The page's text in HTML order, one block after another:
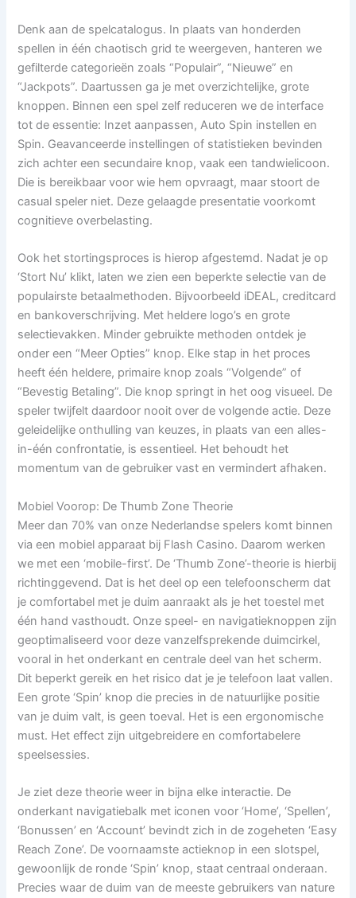
Denk aan de spelcatalogus. In plaats van honderden
spellen in één chaotisch grid te weergeven, hanteren we
gefilterde categorieën zoals “Populair”, “Nieuwe” en
“Jackpots”. Daartussen ga je met overzichtelijke, grote
knoppen. Binnen een spel zelf reduceren we de interface
tot de essentie: Inzet aanpassen, Auto Spin instellen en
Spin. Geavanceerde instellingen of statistieken bevinden
zich achter een secundaire knop, vaak een tandwielicoon.
Die is bereikbaar voor wie hem opvraagt, maar stoort de
casual speler niet. Deze gelaagde presentatie voorkomt
cognitieve overbelasting.
Ook het stortingsproces is hierop afgestemd. Nadat je op
‘Stort Nu’ klikt, laten we zien een beperkte selectie van de
populairste betaalmethoden. Bijvoorbeeld iDEAL, creditcard
en bankoverschrijving. Met heldere logo’s en grote
selectievakken. Minder gebruikte methoden ontdek je
onder een “Meer Opties” knop. Elke stap in het proces
heeft één heldere, primaire knop zoals “Volgende” of
“Bevestig Betaling”. Die knop springt in het oog visueel. De
speler twijfelt daardoor nooit over de volgende actie. Deze
geleidelijke onthulling van keuzes, in plaats van een alles-
in-één confrontatie, is essentieel. Het behoudt het
momentum van de gebruiker vast en vermindert afhaken.
Mobiel Voorop: De Thumb Zone Theorie
Meer dan 70% van onze Nederlandse spelers komt binnen
via een mobiel apparaat bij Flash Casino. Daarom werken
we met een ‘mobile-first’. De ‘Thumb Zone’-theorie is hierbij
richtinggevend. Dat is het deel op een telefoonscherm dat
je comfortabel met je duim aanraakt als je het toestel met
één hand vasthoudt. Onze speel- en navigatieknoppen zijn
geoptimaliseerd voor deze vanzelfsprekende duimcirkel,
vooral in het onderkant en centrale deel van het scherm.
Dit beperkt gereik en het risico dat je je telefoon laat vallen.
Een grote ‘Spin’ knop die precies in de natuurlijke positie
van je duim valt, is geen toeval. Het is een ergonomische
must. Het effect zijn uitgebreidere en comfortabelere
speelsessies.
Je ziet deze theorie weer in bijna elke interactie. De
onderkant navigatiebalk met iconen voor ‘Home’, ‘Spellen’,
‘Bonussen’ en ‘Account’ bevindt zich in de zogeheten ‘Easy
Reach Zone’. De voornaamste actieknop in een slotspel,
gewoonlijk de ronde ‘Spin’ knop, staat centraal onderaan.
Precies waar de duim van de meeste gebruikers van nature